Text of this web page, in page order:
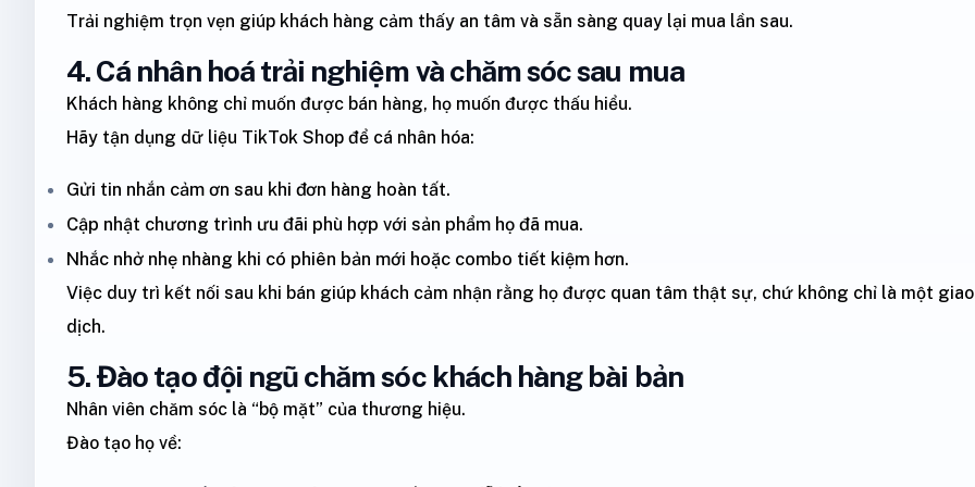
Trải nghiệm trọn vẹn giúp khách hàng cảm thấy an tâm và sẵn sàng quay lại mua lần sau.
4. Cá nhân hoá trải nghiệm và chăm sóc sau mua
Khách hàng không chỉ muốn được bán hàng, họ muốn được thấu hiểu.
Hãy tận dụng dữ liệu TikTok Shop để cá nhân hóa:
Gửi tin nhắn cảm ơn sau khi đơn hàng hoàn tất.
Cập nhật chương trình ưu đãi phù hợp với sản phẩm họ đã mua.
Nhắc nhở nhẹ nhàng khi có phiên bản mới hoặc combo tiết kiệm hơn.
Việc duy trì kết nối sau khi bán giúp khách cảm nhận rằng họ được quan tâm thật sự, chứ không chỉ là một giao
dịch.
5. Đào tạo đội ngũ chăm sóc khách hàng bài bản
Nhân viên chăm sóc là “bộ mặt” của thương hiệu.
Đào tạo họ về: